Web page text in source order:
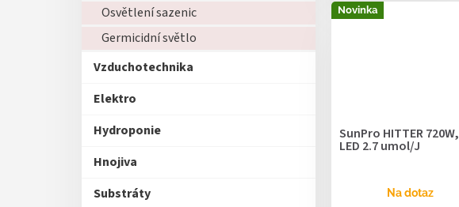
Osvětlení sazenic
Germicidní světlo
Vzduchotechnika
Elektro
Hydroponie
Hnojiva
Substráty
Novinka
SunPro HITTER 720W,
LED 2.7 umol/J
Na dotaz